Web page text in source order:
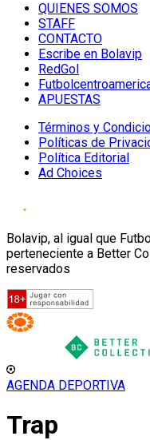
QUIENES SOMOS
STAFF
CONTACTO
Escribe en Bolavip
RedGol
APUESTAS
Términos y
Políticas de
Política Editorial
Ad Choices
Bolavip, al igual que
perteneciente a Better
reservados
AGENDA DEPORTIVA
Trap